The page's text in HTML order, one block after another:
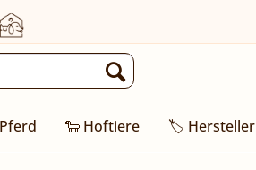
🐑 Hoftiere 🏷️ Hersteller